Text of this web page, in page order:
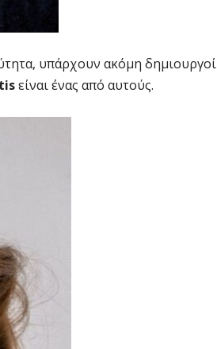
υπάρχουν ακόμη δημιουργοί
είναι ένας από αυτούς.